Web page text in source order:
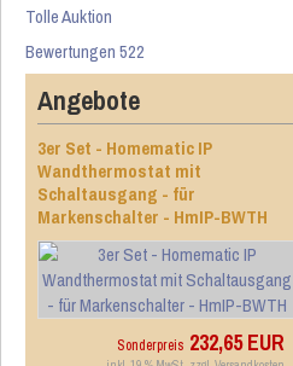
Tolle Auktion
Bewertungen 522
Angebote
3er Set - Homematic IP
Wandthermostat mit
Schaltausgang - für
Markenschalter - HmIP-BWTH
Sonderpreis 232,65 EUR